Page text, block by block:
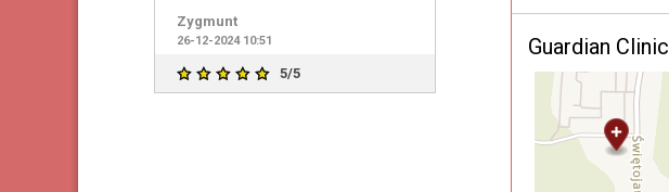
Guardian Clinic
Zygmunt
26-12-2024 10:51
5/5